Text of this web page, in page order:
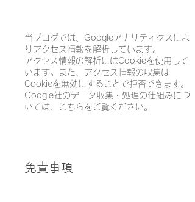
当ブログでは、Googleアナリティクスによ
りアクセス情報を解析しています。
アクセス情報の解析にはCookieを使用して
います。また、アクセス情報の収集は
Cookieを無効にすることで拒否できます。
Google社のデータ収集・処理の仕組みにつ
いては、こちらをご覧ください。
免責事項